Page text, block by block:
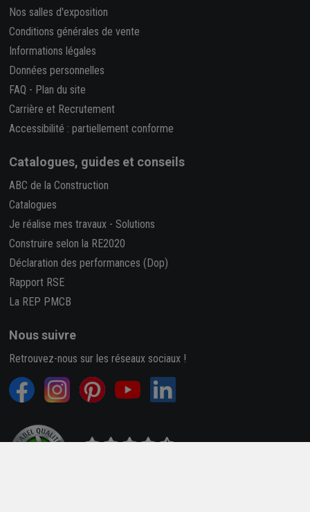
Nos salles d'exposition
Conditions générales de vente
Informations légales
Données personnelles
FAQ - Plan du site
Carrière et Recrutement
Accessibilité : partiellement conforme
Catalogues, guides et conseils
ABC de la Construction
Catalogues
Je réalise mes travaux - Solutions
Construire selon la RE2020
Déclaration des performances (Dop)
Rapport RSE
La REP PMCB
Nous suivre
Retrouvez-nous sur les réseaux sociaux !